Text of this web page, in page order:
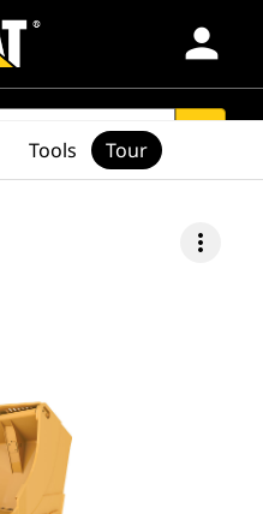
person
more_vert
Tools Tour